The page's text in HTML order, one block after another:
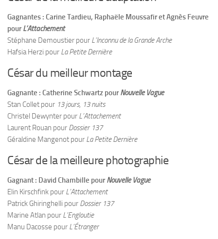
Gagnantes : Carine Tardieu, Raphaële Moussafir et Agnès Feuvre
pourL’Attachement
Stéphane Demoustier pour L’Inconnu de la Grande Arche
Hafsia Herzi pour La Petite Dernière
César du meilleur montage
Gagnante : Catherine Schwartz pourNouvelle Vague
Stan Collet pour 13 jours, 13 nuits
Christel Dewynter pour L’Attachement
Laurent Rouan pour Dossier 137
Géraldine Mangenot pour La Petite Dernière
César de la meilleure photographie
Gagnant : David Chambille pourNouvelle Vague
Elin Kirschfink pour L’Attachement
Patrick Ghiringhelli pour Dossier 137
Marine Atlan pour L’Engloutie
Manu Dacosse pour L’Étranger